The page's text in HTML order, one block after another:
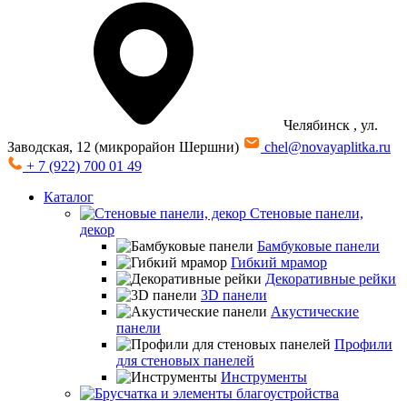
Челябинск , ул.
Заводская, 12 (микрорайон Шершни)
chel@novayaplitka.ru
+ 7 (922) 700 01 49
Каталог
Стеновые панели,
декор
Бамбуковые панели
Гибкий мрамор
Декоративные рейки
3D панели
Акустические
панели
Профили
для стеновых панелей
Инструменты